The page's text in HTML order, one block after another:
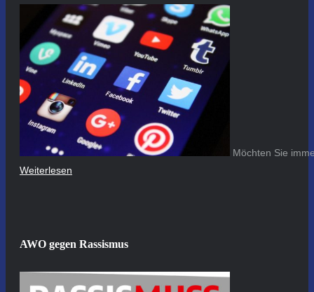
Möchten Sie
Weiterlesen
AWO gegen Rassismus